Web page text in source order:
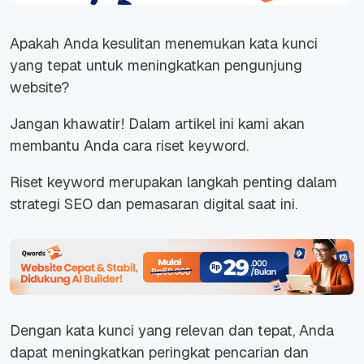
Apakah Anda kesulitan menemukan kata kunci
yang tepat untuk meningkatkan pengunjung
website?
Jangan khawatir! Dalam artikel ini kami akan
membantu Anda cara riset keyword.
Riset keyword merupakan langkah penting dalam
strategi SEO dan pemasaran digital saat ini.
Dengan kata kunci yang relevan dan tepat, Anda
dapat meningkatkan peringkat pencarian dan